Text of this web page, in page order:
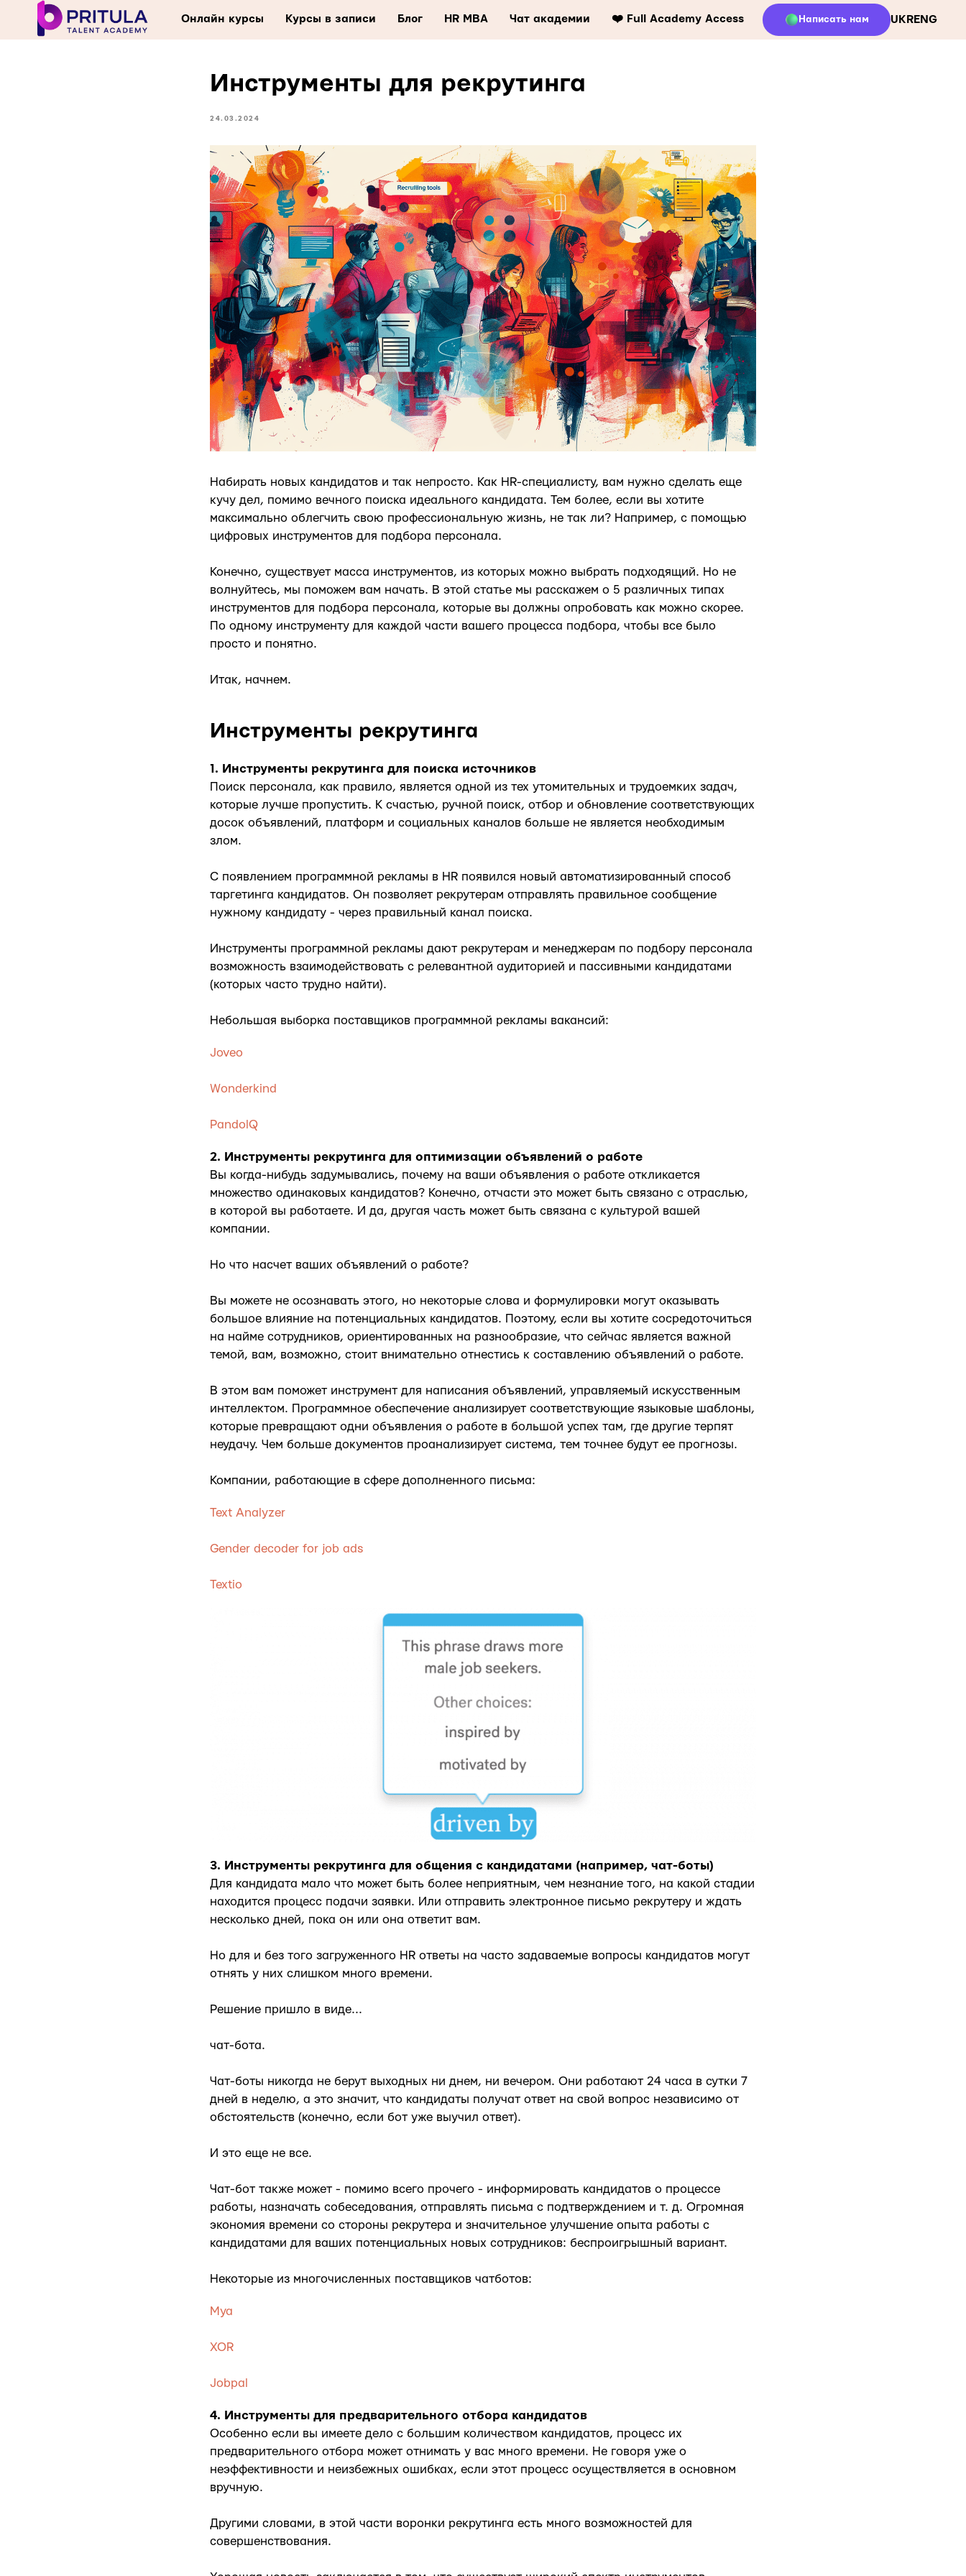
Онлайн курсы Курсы в записи Блог HR MBA Чат академии ❤️ Full Academy Access Написать нам UKR ENG
Инструменты для рекрутинга
24.03.2024
Набирать новых кандидатов и так непросто. Как HR-специалисту, вам нужно сделать еще
кучу дел, помимо вечного поиска идеального кандидата. Тем более, если вы хотите
максимально облегчить свою профессиональную жизнь, не так ли? Например, с помощью
цифровых инструментов для подбора персонала.
Конечно, существует масса инструментов, из которых можно выбрать подходящий. Но не
волнуйтесь, мы поможем вам начать. В этой статье мы расскажем о 5 различных типах
инструментов для подбора персонала, которые вы должны опробовать как можно скорее.
По одному инструменту для каждой части вашего процесса подбора, чтобы все было
просто и понятно.
Итак, начнем.
Инструменты рекрутинга
1. Инструменты рекрутинга для поиска источников
Поиск персонала, как правило, является одной из тех утомительных и трудоемких задач,
которые лучше пропустить. К счастью, ручной поиск, отбор и обновление соответствующих
досок объявлений, платформ и социальных каналов больше не является необходимым
злом.
С появлением программной рекламы в HR появился новый автоматизированный способ
таргетинга кандидатов. Он позволяет рекрутерам отправлять правильное сообщение
нужному кандидату - через правильный канал поиска.
Инструменты программной рекламы дают рекрутерам и менеджерам по подбору персонала
возможность взаимодействовать с релевантной аудиторией и пассивными кандидатами
(которых часто трудно найти).
Небольшая выборка поставщиков программной рекламы вакансий:
Joveo
Wonderkind
PandolQ
2. Инструменты рекрутинга для оптимизации объявлений о работе
Вы когда-нибудь задумывались, почему на ваши объявления о работе откликается
множество одинаковых кандидатов? Конечно, отчасти это может быть связано с отраслью,
в которой вы работаете. И да, другая часть может быть связана с культурой вашей
компании.
Но что насчет ваших объявлений о работе?
Вы можете не осознавать этого, но некоторые слова и формулировки могут оказывать
большое влияние на потенциальных кандидатов. Поэтому, если вы хотите сосредоточиться
на найме сотрудников, ориентированных на разнообразие, что сейчас является важной
темой, вам, возможно, стоит внимательно отнестись к составлению объявлений о работе.
В этом вам поможет инструмент для написания объявлений, управляемый искусственным
интеллектом. Программное обеспечение анализирует соответствующие языковые шаблоны,
которые превращают одни объявления о работе в большой успех там, где другие терпят
неудачу. Чем больше документов проанализирует система, тем точнее будут ее прогнозы.
Компании, работающие в сфере дополненного письма:
Text Analyzer
Gender decoder for job ads
Textio
3. Инструменты рекрутинга для общения с кандидатами (например, чат-боты)
Для кандидата мало что может быть более неприятным, чем незнание того, на какой стадии
находится процесс подачи заявки. Или отправить электронное письмо рекрутеру и ждать
несколько дней, пока он или она ответит вам.
Но для и без того загруженного HR ответы на часто задаваемые вопросы кандидатов могут
отнять у них слишком много времени.
Решение пришло в виде...
чат-бота.
Чат-боты никогда не берут выходных ни днем, ни вечером. Они работают 24 часа в сутки 7
дней в неделю, а это значит, что кандидаты получат ответ на свой вопрос независимо от
обстоятельств (конечно, если бот уже выучил ответ).
И это еще не все.
Чат-бот также может - помимо всего прочего - информировать кандидатов о процессе
работы, назначать собеседования, отправлять письма с подтверждением и т. д. Огромная
экономия времени со стороны рекрутера и значительное улучшение опыта работы с
кандидатами для ваших потенциальных новых сотрудников: беспроигрышный вариант.
Некоторые из многочисленных поставщиков чатботов:
Mya
XOR
Jobpal
4. Инструменты для предварительного отбора кандидатов
Особенно если вы имеете дело с большим количеством кандидатов, процесс их
предварительного отбора может отнимать у вас много времени. Не говоря уже о
неэффективности и неизбежных ошибках, если этот процесс осуществляется в основном
вручную.
Другими словами, в этой части воронки рекрутинга есть много возможностей для
совершенствования.